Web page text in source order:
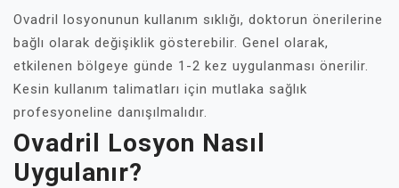
Ovadril losyonunun kullanım sıklığı, doktorun önerilerine
bağlı olarak değişiklik gösterebilir. Genel olarak,
etkilenen bölgeye günde 1-2 kez uygulanması önerilir.
Kesin kullanım talimatları için mutlaka sağlık
profesyoneline danışılmalıdır.
Ovadril Losyon Nasıl
Uygulanır?